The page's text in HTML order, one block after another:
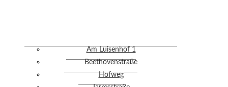
Am Luisenhof 1
Beethovenstraße
Hofweg